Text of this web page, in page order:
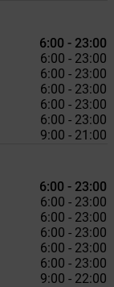
6:00 - 23:00
6:00 - 23:00
6:00 - 23:00
6:00 - 23:00
6:00 - 23:00
6:00 - 23:00
9:00 - 21:00
6:00 - 23:00
6:00 - 23:00
6:00 - 23:00
6:00 - 23:00
6:00 - 23:00
6:00 - 23:00
9:00 - 22:00